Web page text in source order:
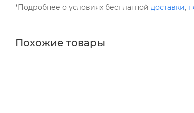
*Подробнее о условиях бесплатной доставки,
Похожие товары